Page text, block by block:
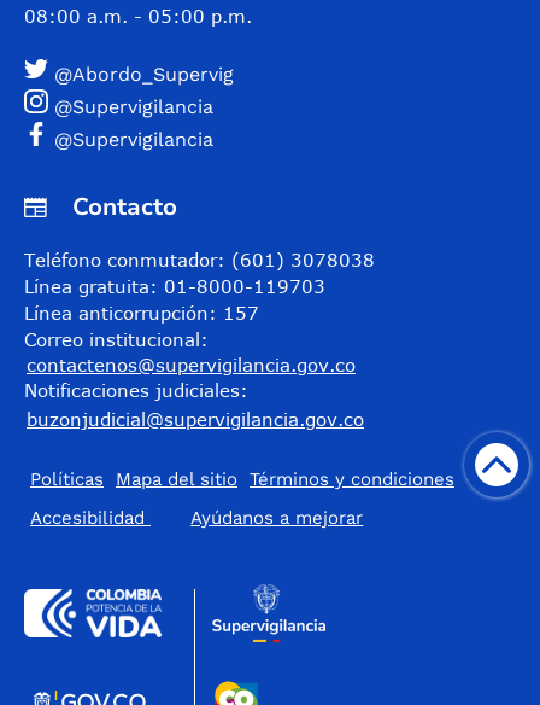
08:00 a.m. - 05:00 p.m.
@Abordo_Supervig
@Supervigilancia
@Supervigilancia
Contacto
Teléfono conmutador: (601) 3078038
Línea gratuita: 01-8000-119703
Línea anticorrupción: 157
Correo institucional:
contactenos@supervigilancia.gov.co
Notificaciones judiciales:
buzonjudicial@supervigilancia.gov.co
Políticas Mapa del sitio
Términos y condiciones
Accesibilidad
​Ayúdanos a mejorar